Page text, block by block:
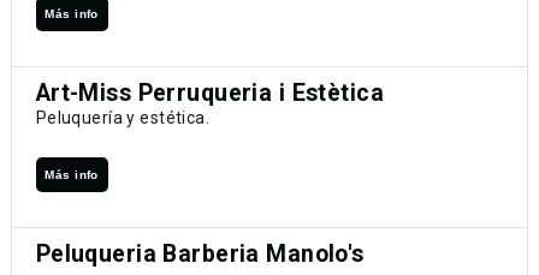
Más info
Art-Miss Perruqueria i Estètica
Peluquería y estética.
Más info
Peluqueria Barberia Manolo's